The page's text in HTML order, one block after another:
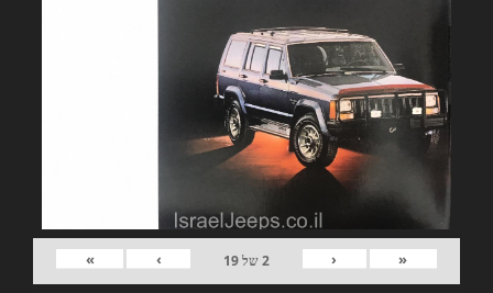
«
‹
2של19
›
»